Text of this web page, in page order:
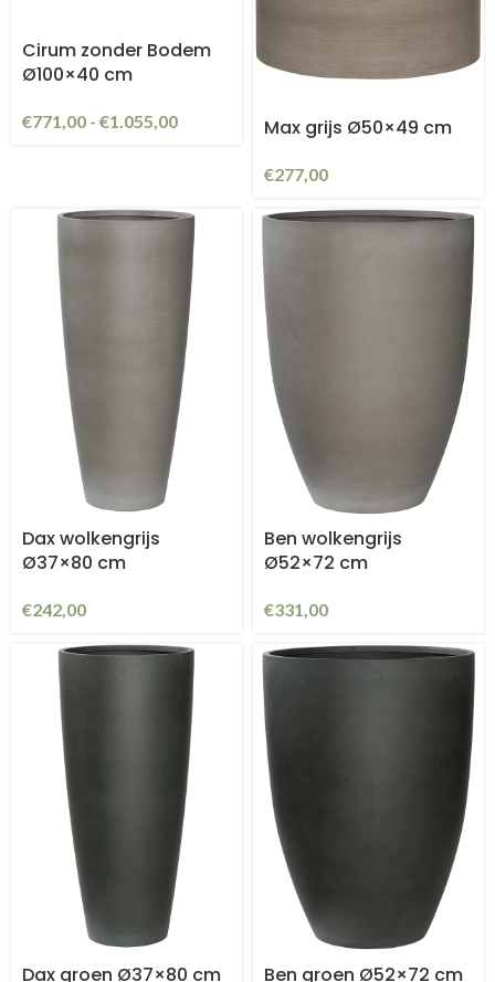
Cirum zonder Bodem
Ø100×40 cm
€771,00 - €1.055,00 Max grijs Ø50×49 cm
€277,00
Dax wolkengrijs
Ø37×80 cm
€242,00
Ben wolkengrijs
Ø52×72 cm
€331,00
Dax groen Ø37×80 cm Ben groen Ø52×72 cm